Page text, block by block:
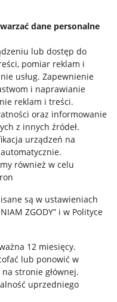
dane personalne
lub dostęp do
pomiar reklam i
usług. Zapewnienie
i naprawianie
reklam i treści.
oraz informowanie
z innych źródeł.
urządzeń na
.
również w celu
są w ustawieniach
ZGODY” i w Polityce
12 miesięcy.
lub ponowić w
na stronie głównej.
uprzedniego